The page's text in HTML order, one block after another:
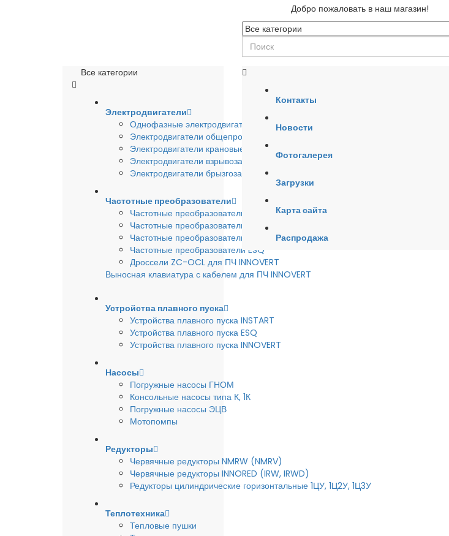
Добро пожаловать в наш магазин!
Все категории
Электродвигатели
Однофазные электродвигатели
Электродвигатели общепромышленные
Электродвигатели крановые
Электродвигатели взрывозащишенные
Электродвигатели брызгозащищенные
Частотные преобразователи
Частотные преобразователи INSTART
Частотные преобразователи INNOVERT
Частотные преобразователи HYUNDAI
Частотные преобразователи ESQ
Дроссели ZC-OCL для ПЧ INNOVERT
Выносная клавиатура с кабелем для ПЧ INNOVERT
Устройства плавного пуска
Устройства плавного пуска INSTART
Устройства плавного пуска ESQ
Устройства плавного пуска INNOVERT
Насосы
Погружные насосы ГНОМ
Консольные насосы типа К, 1К
Погружные насосы ЭЦВ
Мотопомпы
Редукторы
Червячные редукторы NMRW (NMRV)
Червячные редукторы INNORED (IRW, IRWD)
Редукторы цилиндрические горизонтальные 1ЦУ, 1Ц2У, 1Ц3У
Теплотехника
Тепловые пушки
Контакты
Новости
Фотогалерея
Загрузки
Карта сайта
Распродажа